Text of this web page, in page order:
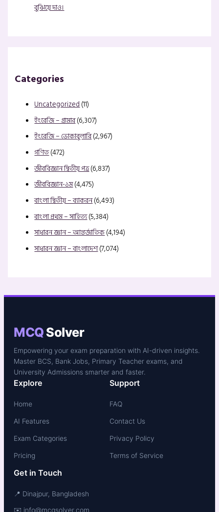
বুঝিয়ে দাও।
Categories
Uncategorized(11)
ইংরেজি – গ্রামার(6,307)
ইংরেজি – ভোকাবুলারি(2,967)
গণিত(472)
জীববিজ্ঞান দ্বিতীয় পত্র(6,837)
জীববিজ্ঞান-১ম(4,475)
বাংলা দ্বিতীয় – ব্যাকরন(6,493)
বাংলা প্রথম – সাহিত্য(5,384)
সাধারন জ্ঞান – আন্তর্জাতিক(4,194)
সাধারন জ্ঞান – বাংলাদেশ(7,074)
MCQSolver
Empowering your exam preparation with AI-driven insights.
Master BCS, Bank Jobs, Primary Teacher exams, and
University Admissions smarter and faster.
Explore
Home
AI Features
Exam Categories
Pricing
Support
FAQ
Contact Us
Privacy Policy
Terms of Service
Get in Touch
📍 Dinajpur, Bangladesh
✉️ info@mcqsolver.com